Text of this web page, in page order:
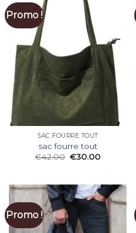
Promo !
SAC FOURRE TOUT
sac fourre tout
€42.00 €30.00
Promo !